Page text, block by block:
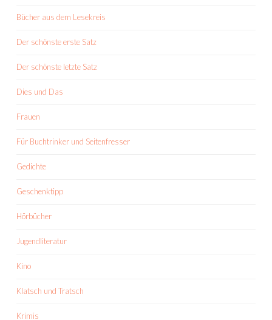
Bücher aus dem Lesekreis
Der schönste erste Satz
Der schönste letzte Satz
Dies und Das
Frauen
Für Buchtrinker und Seitenfresser
Gedichte
Geschenktipp
Hörbücher
Jugendliteratur
Kino
Klatsch und Tratsch
Krimis